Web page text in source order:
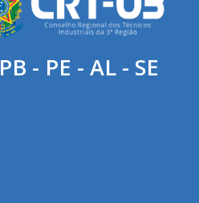
PB - PE - AL - SE